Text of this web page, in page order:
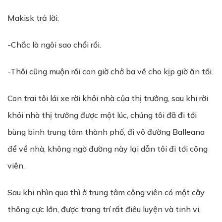
Makisk trả lời:
-Chắc là ngôi sao chổi rồi.
-Thôi cũng muộn rồi con giờ chở ba về cho kịp giờ ăn tối.
Con trai tôi lái xe rời khỏi nhà của thị trưởng, sau khi rời
khỏi nhà thị trưởng được một lúc, chúng tôi đã đi tới
bùng binh trung tâm thành phố, đi vô đường Balleana
để về nhà, không ngờ đường này lại dẫn tôi đi tới công
viên.
Sau khi nhìn qua thì ở trung tâm công viên có một cây
thông cực lớn, được trang trí rất điêu luyện và tinh vi,